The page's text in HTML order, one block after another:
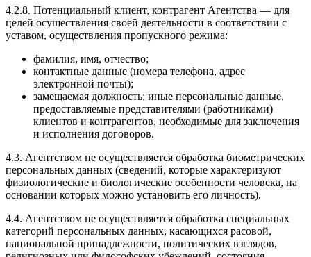
4.2.8. Потенциальный клиент, контрагент Агентства — для
целей осуществления своей деятельности в соответствии с
уставом, осуществления пропускного режима:
фамилия, имя, отчество;
контактные данные (номера телефона, адрес
электронной почты);
замещаемая должность; иные персональные данные,
предоставляемые представителями (работниками)
клиентов и контрагентов, необходимые для заключения
и исполнения договоров.
4.3. Агентством не осуществляется обработка биометрических
персональных данных (сведений, которые характеризуют
физиологические и биологические особенности человека, на
основании которых можно установить его личность).
4.4. Агентством не осуществляется обработка специальных
категорий персональных данных, касающихся расовой,
национальной принадлежности, политических взглядов,